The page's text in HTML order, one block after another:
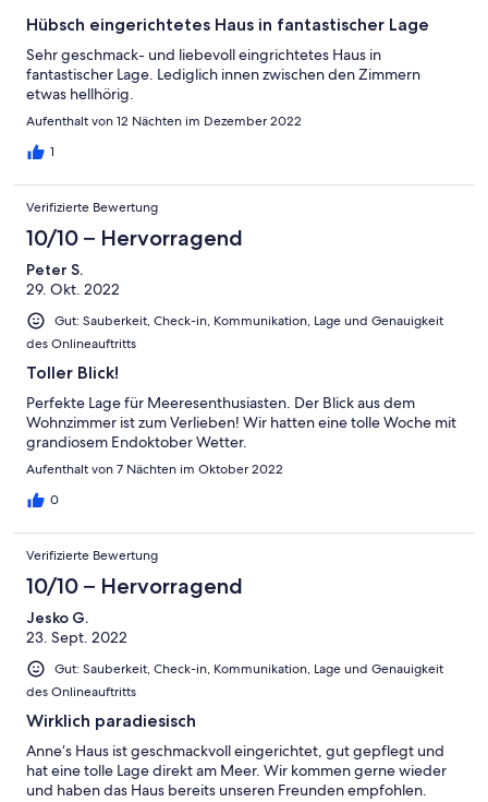
Hübsch eingerichtetes Haus in fantastischer Lage
Sehr geschmack- und liebevoll eingrichtetes Haus in
fantastischer Lage. Lediglich innen zwischen den Zimmern
etwas hellhörig.
Aufenthalt von 12 Nächten im Dezember 2022
1
Verifizierte Bewertung
10/10 – Hervorragend
Peter S.
29. Okt. 2022
Gut: Sauberkeit, Check-in, Kommunikation, Lage und Genauigkeit
des Onlineauftritts
Toller Blick!
Perfekte Lage für Meeresenthusiasten. Der Blick aus dem
Wohnzimmer ist zum Verlieben! Wir hatten eine tolle Woche mit
grandiosem Endoktober Wetter.
Aufenthalt von 7 Nächten im Oktober 2022
0
Verifizierte Bewertung
10/10 – Hervorragend
Jesko G.
23. Sept. 2022
Gut: Sauberkeit, Check-in, Kommunikation, Lage und Genauigkeit
des Onlineauftritts
Wirklich paradiesisch
Anne‘s Haus ist geschmackvoll eingerichtet, gut gepflegt und
hat eine tolle Lage direkt am Meer. Wir kommen gerne wieder
und haben das Haus bereits unseren Freunden empfohlen.